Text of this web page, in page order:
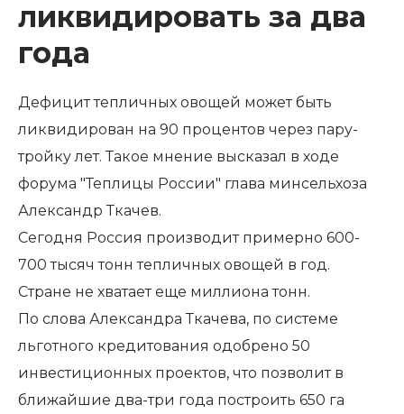
ликвидировать за два
года
Дефицит тепличных овощей может быть
ликвидирован на 90 процентов через пару-
тройку лет. Такое мнение высказал в ходе
форума "Теплицы России" глава минсельхоза
Александр Ткачев.
Сегодня Россия производит примерно 600-
700 тысяч тонн тепличных овощей в год.
Стране не хватает еще миллиона тонн.
По слова Александра Ткачева, по системе
льготного кредитования одобрено 50
инвестиционных проектов, что позволит в
ближайшие два-три года построить 650 га